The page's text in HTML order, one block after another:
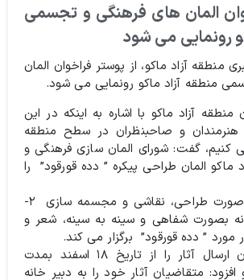
المان های فرهنگی و تجسمی
رونمایی می شود
منطقه آزاد ماکو، از پوستر فراخوان المان
منطقه آزاد ماکو رونمایی می شود.
آزاد ماکو با اشاره به اینکه در این
هنرمندان و صاحبنظران در سطح منطقه
گفت: شورای المان سازی فرهنگی و
المان طراحی پیکره ” دده قورقود” را
۱-شکل ظاهری به صورت طراحی، نقاشی و مجسمه سازی ۲-
بصورت شفاهی و سینه به سینه، شعر و
مورد ” دده قورقود” برگزار می کند.
محسن فیض زمان ارسال آثار را از تاریخ ۱۸ اسفند بمدت
افزود: متقاضیان آثار خود را به دبیر خانه